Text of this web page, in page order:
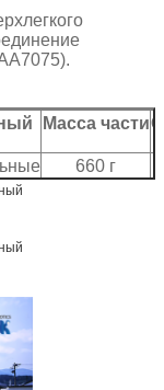
Масса части
660 г